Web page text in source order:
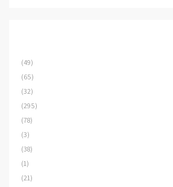
(49)
(65)
(32)
(295)
(78)
(3)
(38)
(1)
(21)